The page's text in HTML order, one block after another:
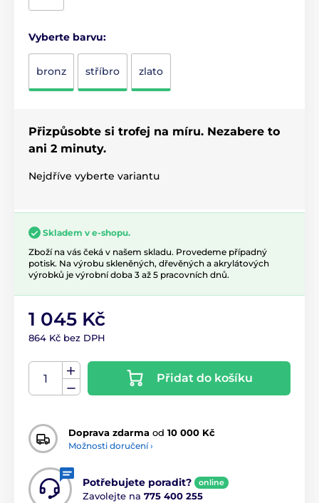
Vyberte barvu:
bronz stříbro zlato
Přizpůsobte si trofej na míru. Nezabere to
ani 2 minuty.
Nejdříve vyberte variantu
Skladem v e-shopu.
Zboží na vás čeká v našem skladu. Provedeme případný
potisk. Na výrobu skleněných, dřevěných a akrylátových
výrobků je výrobní doba 3 až 5 pracovních dnů.
1 045 Kč
864 Kč bez DPH
Přidat do košíku
Doprava zdarma od 10 000 Kč
Možnosti doručení ›
Potřebujete poradit? online
Zavolejte na 775 400 255